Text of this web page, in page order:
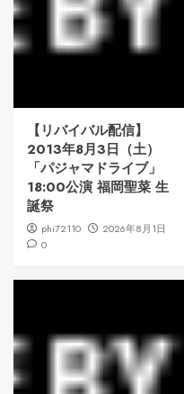
【リバイバル配信】
2013年8月3日（土）
「パジャマドライブ」
18:00公演 福岡聖菜 生
誕祭
phi72110
2026年8月1日
0